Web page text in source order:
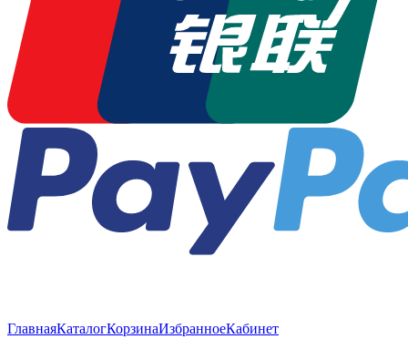
ГлавнаяКаталогКорзинаИзбранноеКабинет